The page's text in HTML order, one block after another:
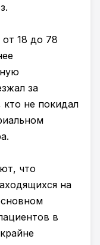
от 18 до 78
за
не покидал
что
на
в